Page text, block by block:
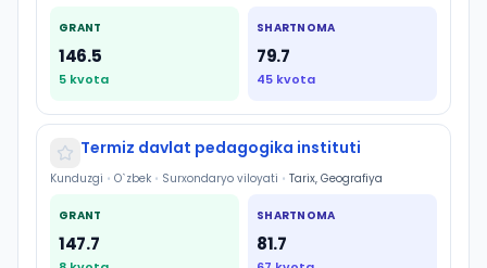
GRANT
146.5
5 kvota
SHARTNOMA
79.7
45 kvota
Termiz davlat pedagogika instituti
Kunduzgi • O`zbek • Surxondaryo viloyati • Tarix, Geografiya
GRANT
147.7
SHARTNOMA
81.7